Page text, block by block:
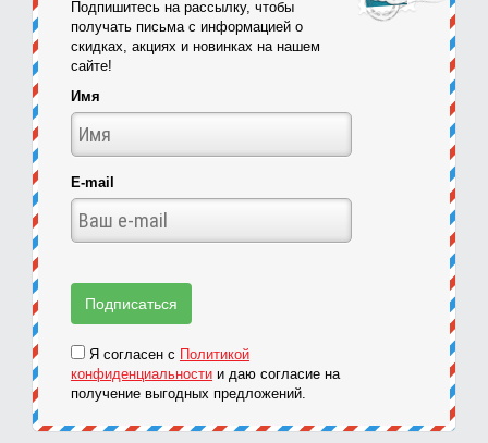
Подпишитесь на рассылку, чтобы
получать письма с информацией о
скидках, акциях и новинках на нашем
сайте!
Имя
E-mail
Я согласен с Политикой
конфиденциальности и даю согласие на
получение выгодных предложений.